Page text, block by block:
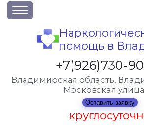
О клинике
Акции
Вакансии
Лицензии
помощь в
+7(926)730-
Владимирская область,
Московская
Оставить заявку